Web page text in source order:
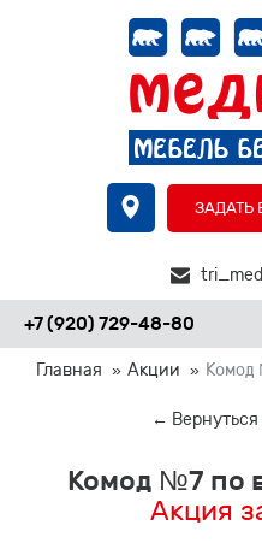
ЗАДАТЬ
+7 (920) 729-48-80
Главная Акции Комод
← Вернуться
Комод №7 по
Акция